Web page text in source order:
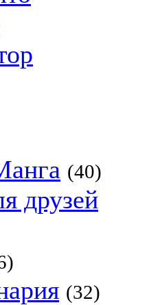
(40)
друзей
(32)